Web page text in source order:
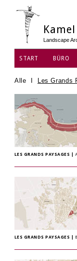
Landscape
START BÜRO
DATENSCHUTZ
Alle Les Grands
LES GRANDS PAYSAGES
LES GRANDS PAYSAGES